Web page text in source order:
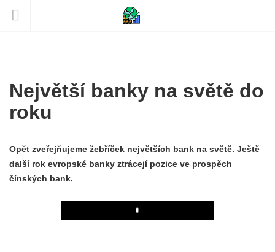
Největší banky na světě do
roku
Opět zveřejňujeme žebříček největších bank na světě. Ještě
další rok evropské banky ztrácejí pozice ve prospěch
čínských bank.
Play